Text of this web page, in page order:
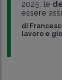
2025, le
essere
di
lavoro e